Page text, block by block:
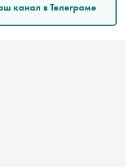
канал в Телеграме